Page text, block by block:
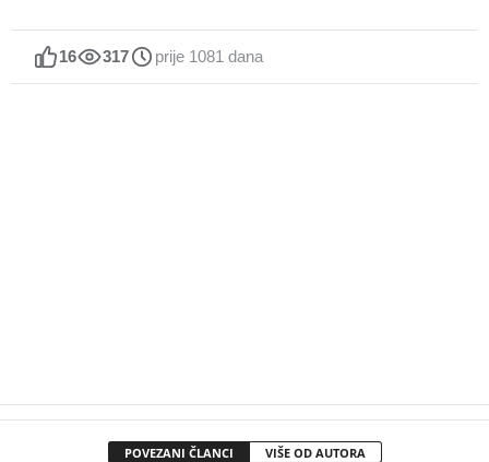
16 317 prije 1081 dana
POVEZANI ČLANCI VIŠE OD AUTORA